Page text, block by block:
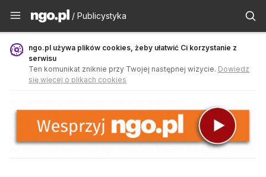
Publicystyka - ngo.pl
/ Publicystyka
ngo.pl używa plików cookies, żeby ułatwić Ci korzystanie z
serwisu
Ten komunikat zniknie przy Twojej następnej wizycie. Dowiedz
się więcej o plikach cookies